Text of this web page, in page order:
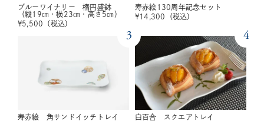
ブルーワイナリー 楕円盛鉢
（縦19㎝・横23㎝・高さ5㎝）
¥5,500 （税込）
寿赤絵130周年記念セット
¥14,300 （税込）
3
寿赤絵 角サンドイッチトレイ
4
白百合 スクエアトレイ